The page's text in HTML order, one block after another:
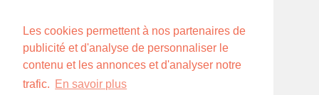
Les cookies permettent à nos partenaires de
publicité et d'analyse de personnaliser le
contenu et les annonces et d'analyser notre
trafic. En savoir plus